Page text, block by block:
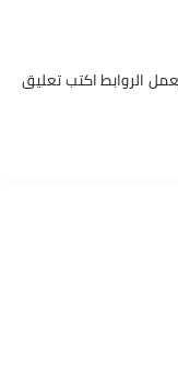
الروابط اكتب تعليق